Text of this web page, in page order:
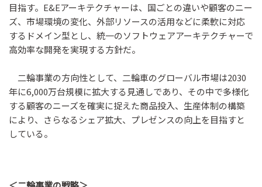
目指す。E&Eアーキテクチャーは、国ごとの違いや顧客のニー
ズ、市場環境の変化、外部リソースの活用などに柔軟に対応
するドメイン型とし、統一のソフトウェアアーキテクチャーで
高効率な開発を実現する方針だ。
二輪事業の方向性として、二輪車のグローバル市場は2030
年に6,000万台規模に拡大する見通しであり、その中で多様化
する顧客のニーズを確実に捉えた商品投入、生産体制の構築
により、さらなるシェア拡大、プレゼンスの向上を目指すと
している。